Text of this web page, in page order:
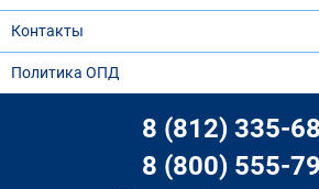
Контакты
Политика ОПД
8 (812) 335-
8 (800) 555-